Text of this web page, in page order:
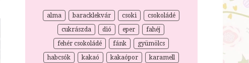
alma baracklekvár csoki
csokoládé
cukrászda
dió eper
fahéj
fehér csokoládé
fánk
gyümölcs
habcsók
kakaó kakaópor
karamell